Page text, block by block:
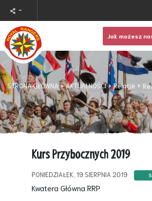
Jak możesz
Relacje
AKTUALNOŚCI
STRONA GŁÓWNA
Kurs Przybocznych 2019
PONIEDZIAŁEK, 19 SIERPNIA 2019
Kwatera Główna RRP